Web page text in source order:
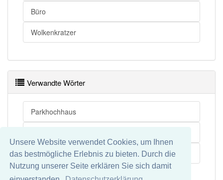
Unsere Website verwendet Cookies, um Ihnen
das bestmögliche Erlebnis zu bieten. Durch die
Nutzung unserer Seite erklären Sie sich damit
Büro
Wolkenkratzer
Verwandte Wörter
Parkhochhaus
Wohnhochhaus